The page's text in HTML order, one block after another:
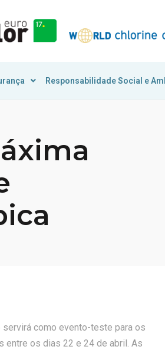
Responsabilidade Social e
servirá como evento-teste para os
entre os dias 22 e 24 de abril. As